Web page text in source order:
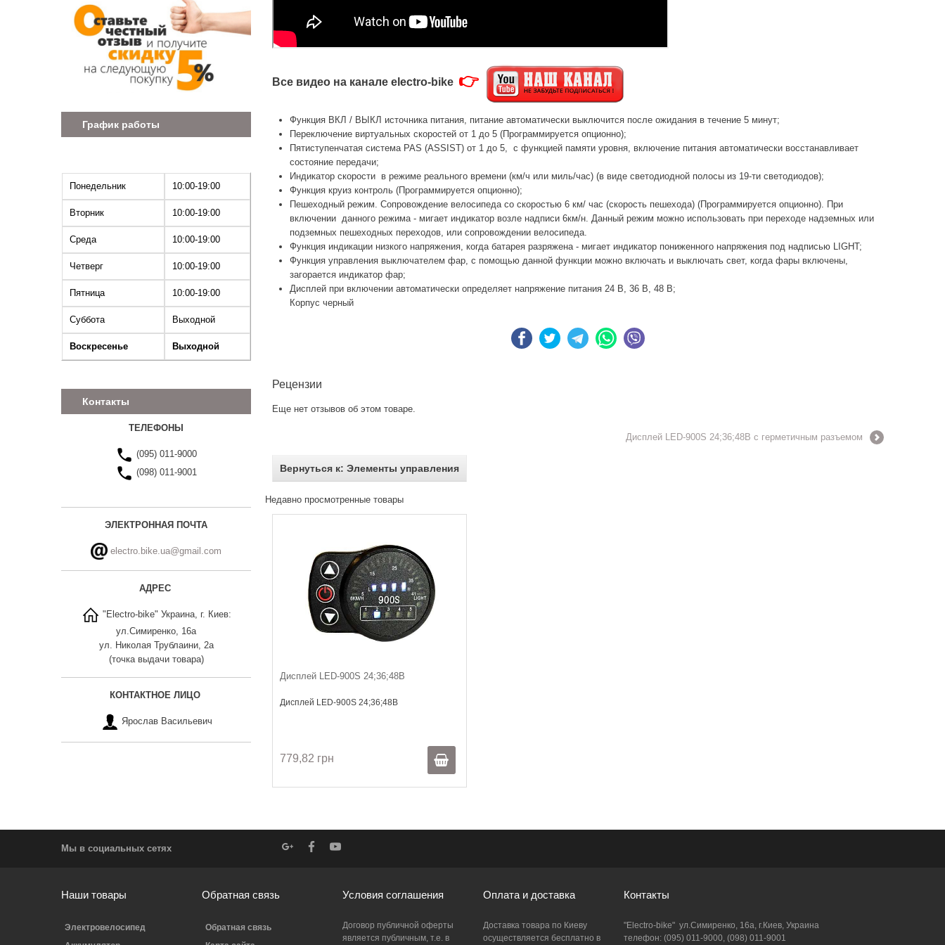
График работы
Понедельник 10:00-19:00
Вторник 10:00-19:00
Среда 10:00-19:00
Четверг 10:00-19:00
Пятница 10:00-19:00
Суббота Выходной
Воскресенье Выходной
Контакты
ТЕЛЕФОНЫ
(095) 011-9000
(098) 011-9001
ЭЛЕКТРОННАЯ ПОЧТА
electro.bike.ua@gmail.com
АДРЕС
"Electro-bike" Украина, г. Киев:
ул.Симиренко, 16а
ул. Николая Трублаини, 2а
(точка выдачи товара)
КОНТАКТНОЕ ЛИЦО
Ярослав Васильевич
Все видео на канале electro-bike 👉
Функция ВКЛ / ВЫКЛ источника питания, питание автоматически выключится после ожидания в течение 5 минут;
Переключение виртуальных скоростей от 1 до 5 (Программируется опционно);
Пятиступенчатая сиcтема PAS (ASSIST) от 1 до 5, с функцией памяти уровня, включение питания автоматически восстанавливает
состояние передачи;
Индикатор скорости в режиме реального времени (км/ч или миль/час) (в виде светодиодной полосы из 19-ти светодиодов);
Функция круиз контроль (Программируется опционно);
Пешеходный режим. Сопровождение велосипеда со скоростью 6 км/ час (скорость пешехода) (Программируется опционно). При
включении данного режима - мигает индикатор возле надписи 6км/н. Данный режим можно использовать при переходе надземных или
подземных пешеходных переходов, или сопровождении велосипеда.
Функция индикации низкого напряжения, когда батарея разряжена - мигает индикатор пониженного напряжения под надписью LIGHT;
Функция управления выключателем фар, с помощью данной функции можно включать и выключать свет, когда фары включены,
загорается индикатор фар;
Дисплей при включении автоматически определяет напряжение питания 24 В, 36 В, 48 В;
Корпус черный
Рецензии
Еще нет отзывов об этом товаре.
Дисплей LED-900S 24;36;48В с герметичным разъемом
Вернуться к: Элементы управления
Недавно просмотренные товары
Дисплей LED-900S 24;36;48В
Дисплей LED-900S 24;36;48В
779,82 грн
Мы в социальных сетях
Наши товары
Электровелосипед
Обратная связь
Обратная связь
Условия соглашения
Договор публичной оферты
является публичным, т.е. в
Оплата и доставка
Доставка товара по Киеву
осуществляется бесплатно в
Контакты
"Electro-bike" ул.Симиренко, 16а, г.Киев, Украина
телефон: (095) 011-9000, (098) 011-9001